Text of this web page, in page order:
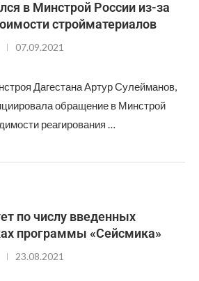
в Минстрой России из-за
стройматериалов
07.09.2021
Дагестана Артур Сулейманов,
обращение в Минстрой
реагирования …
по числу введенных
программы «Сейсмика»
23.08.2021